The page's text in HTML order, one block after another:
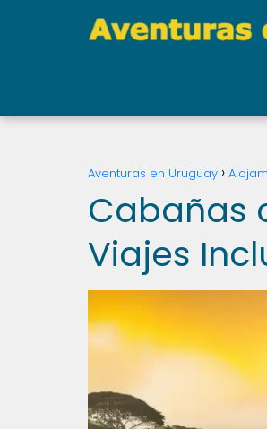
Aventuras en Uruguay
Cabañas
Viajes